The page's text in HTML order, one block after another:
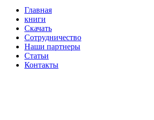
Главная
книги
Скачать
Сотрудничество
Наши партнеры
Статьи
Контакты